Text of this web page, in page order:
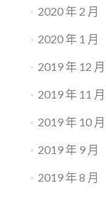
2020 年 2 月
2020 年 1 月
2019 年 12 月
2019 年 11 月
2019 年 10 月
2019 年 9 月
2019 年 8 月